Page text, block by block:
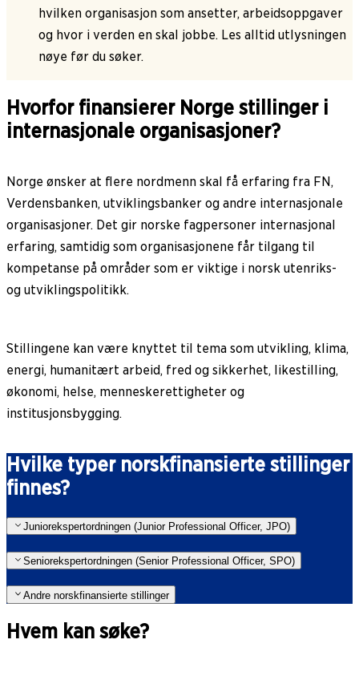
hvilken organisasjon som ansetter, arbeidsoppgaver
og hvor i verden en skal jobbe. Les alltid utlysningen
nøye før du søker.
Hvorfor finansierer Norge stillinger i
internasjonale organisasjoner?
Norge ønsker at flere nordmenn skal få erfaring fra FN,
Verdensbanken, utviklingsbanker og andre internasjonale
organisasjoner. Det gir norske fagpersoner internasjonal
erfaring, samtidig som organisasjonene får tilgang til
kompetanse på områder som er viktige i norsk utenriks-
og utviklingspolitikk.
Stillingene kan være knyttet til tema som utvikling, klima,
energi, humanitært arbeid, fred og sikkerhet, likestilling,
økonomi, helse, menneskerettigheter og
institusjonsbygging.
Hvilke typer norskfinansierte stillinger
finnes?
Juniorekspertordningen (Junior Professional Officer, JPO)
Seniorekspertordningen (Senior Professional Officer, SPO)
Andre norskfinansierte stillinger
Hvem kan søke?